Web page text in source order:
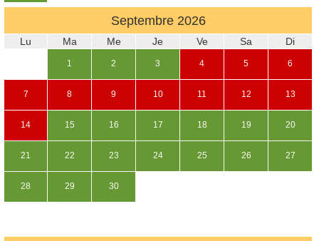
Septembre 2026
Lu Ma Me Je Ve Sa Di
1 2 3 4 5 6
7 8 9 10 11 12 13
14 15 16 17 18 19 20
21 22 23 24 25 26 27
28 29 30